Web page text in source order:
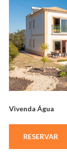
Vivenda Água
RESERVAR